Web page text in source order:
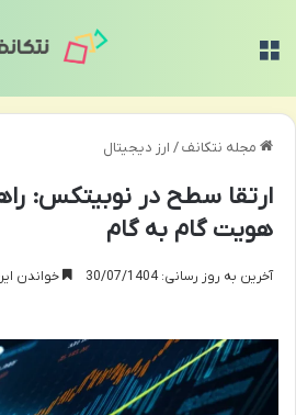
مجله نتکانف/ ارز دیجیتال
ارتقا سطح در نوبیتکس:
هویت گام به گام
آخرین به روز رسانی: 30/07/1404 خواندن این مطلب 14